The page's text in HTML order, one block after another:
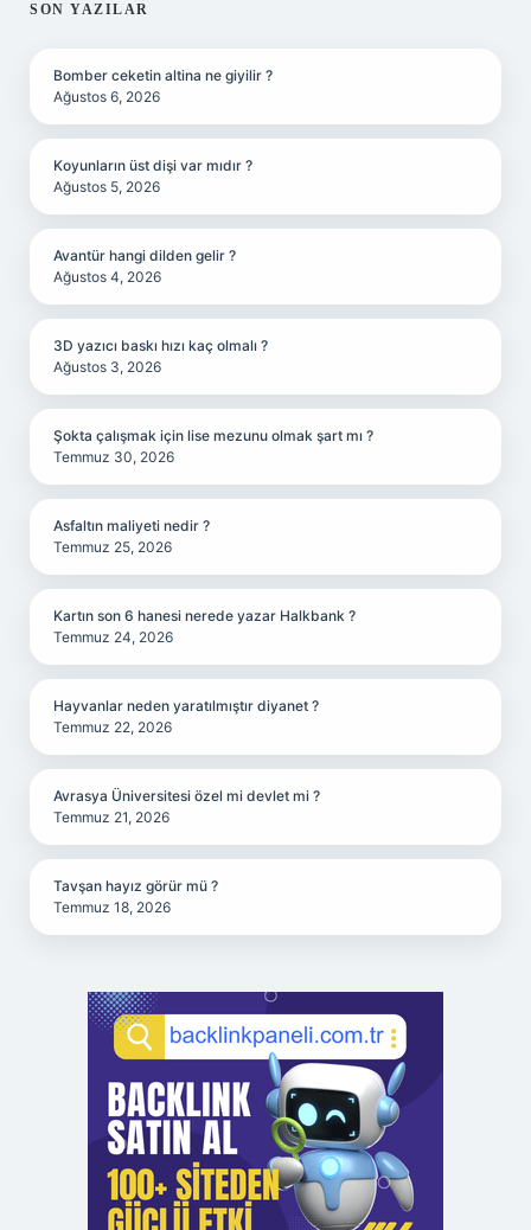
SIDEBAR
SON YAZILAR
Bomber ceketin altina ne giyilir ?
Ağustos 6, 2026
Koyunların üst dişi var mıdır ?
Ağustos 5, 2026
Avantür hangi dilden gelir ?
Ağustos 4, 2026
3D yazıcı baskı hızı kaç olmalı ?
Ağustos 3, 2026
Şokta çalışmak için lise mezunu olmak şart mı ?
Temmuz 30, 2026
Asfaltın maliyeti nedir ?
Temmuz 25, 2026
Kartın son 6 hanesi nerede yazar Halkbank ?
Temmuz 24, 2026
Hayvanlar neden yaratılmıştır diyanet ?
Temmuz 22, 2026
Avrasya Üniversitesi özel mi devlet mi ?
Temmuz 21, 2026
Tavşan hayız görür mü ?
Temmuz 18, 2026